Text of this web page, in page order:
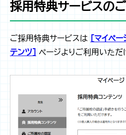
採用特典サービスの
ご採用特典サービスは
［マイペ
テンツ］
ページよりご利用いただ